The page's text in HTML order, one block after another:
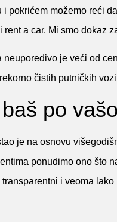
i pokrićem možemo reći
a car. Mi smo dokaz
neuporedivo je veći od
čistih putničkih
po
je na osnovu
ponudimo ono što
i veoma